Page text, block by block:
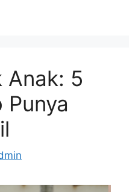
Anak: 5
Punya